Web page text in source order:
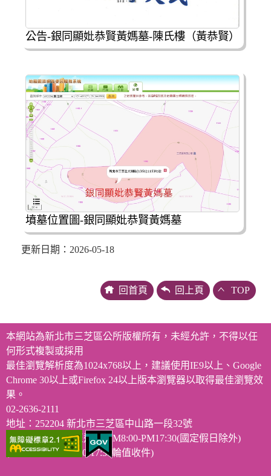
公告-銀同顯妣恭賢黃媽墓-陳氏樓（黃恭賢）
墳墓位置圖-銀同顯妣恭賢黃媽墓
更新日期：2026-05-18
回首頁 回上頁 TOP
本網站為新北市三芝區公所版權所有，未經允許，不得以任
何形式複製或採用
最佳瀏覽解析度為1024x768以上，建議使用IE9以上、Google
Chrome 30以上或Firefox 24以上版本瀏覽器以取得最佳瀏覽效
果。
02-2636-2111
地址：252204 新北市三芝區中山路一段32號
服務時段：週一至週五 AM8:00-PM17:30(國定假日除外)
(12:00-13:00、17:00-17:30輪值收件)